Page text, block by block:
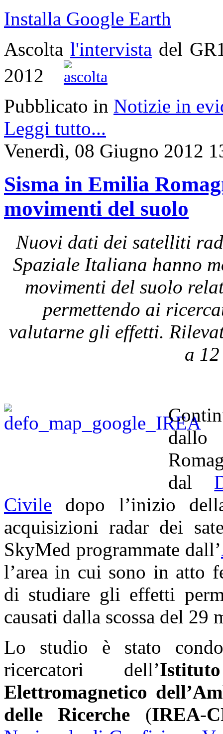
Installa Google Earth
Ascolta l'intervista del
2012
Pubblicato in Notizie in
Leggi tutto...
Venerdì, 08 Giugno 2012
Sisma in Emilia
movimenti del suolo
Nuovi dati dei satelliti
Spaziale Italiana hanno
movimenti del suolo
permettendo ai
valutarne gli effetti.
a
dallo
dal
Civile dopo l’inizio
acquisizioni radar dei
SkyMed programmate dall’
l’area in cui sono in atto
di studiare gli effetti
causati dalla scossa del 29
Lo studio è stato
ricercatori dell’
Elettromagnetico
delle Ricerche (IREA-